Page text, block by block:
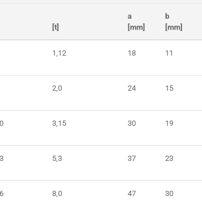
[t]
a
[mm]
b
[mm]
1,12 18 11
2,0 24 15
3,15 30 19
5,3 37 23
8,0 47 30